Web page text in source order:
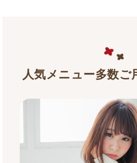
人気メニュー多数ご